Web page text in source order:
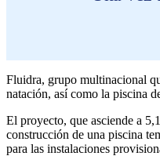
Fluidra, grupo multinacional
natación, así como la piscina
El proyecto, que asciende a
construcción de una piscina
para las instalaciones